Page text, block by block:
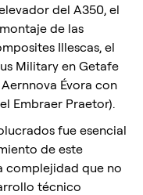
del A350, el
de las
Illescas, el
Military en Getafe
Évora con
Embraer Praetor).
fue esencial
de este
complejidad que no
técnico